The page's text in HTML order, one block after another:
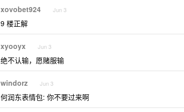
xovobet924 Jun 3
9 楼正解
xyooyx Jun 3
绝不认输，愿赌服输
windorz Jun 3
何润东表情包: 你不要过来啊